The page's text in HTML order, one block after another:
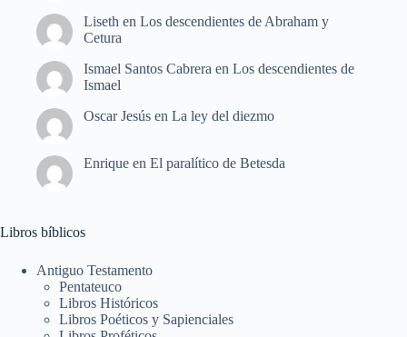
Liseth en Los descendientes de Abraham y
Cetura
Ismael Santos Cabrera en Los descendientes de
Ismael
Oscar Jesús en La ley del diezmo
Enrique en El paralítico de Betesda
Libros bíblicos
Antiguo Testamento
Pentateuco
Libros Históricos
Libros Poéticos y Sapienciales